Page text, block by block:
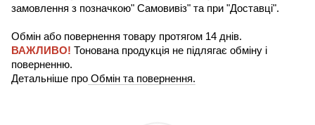
замовлення з позначкою" Самовивіз" та при "Доставці".
Обмін або повернення товару протягом 14 днів.
ВАЖЛИВО! Тонована продукція не підлягає обміну і
поверненню.
Детальніше про Обмін та повернення.